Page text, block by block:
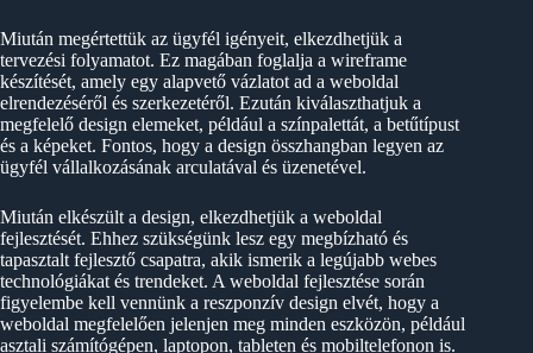
Miután megértettük az ügyfél igényeit, elkezdhetjük a
tervezési folyamatot. Ez magában foglalja a wireframe
készítését, amely egy alapvető vázlatot ad a weboldal
elrendezéséről és szerkezetéről. Ezután kiválaszthatjuk a
megfelelő design elemeket, például a színpalettát, a betűtípust
és a képeket. Fontos, hogy a design összhangban legyen az
ügyfél vállalkozásának arculatával és üzenetével.
Miután elkészült a design, elkezdhetjük a weboldal
fejlesztését. Ehhez szükségünk lesz egy megbízható és
tapasztalt fejlesztő csapatra, akik ismerik a legújabb webes
technológiákat és trendeket. A weboldal fejlesztése során
figyelembe kell vennünk a reszponzív design elvét, hogy a
weboldal megfelelően jelenjen meg minden eszközön, például
asztali számítógépen, laptopon, tableten és mobiltelefonon is.